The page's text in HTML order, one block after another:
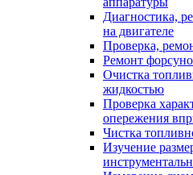
Диагностика,
на двигателе
Проверка,
Ремонт
Очистка
жидкостью
Проверка
опережения
Чистка
Изучение